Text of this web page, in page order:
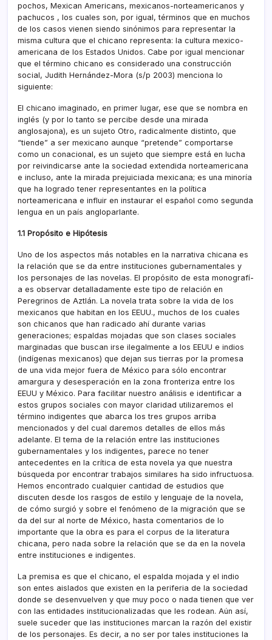
pochos, Mexican Americans, mexicanos-norteamericanos y
pachucos , los cuales son, por igual, términos que en muchos
de los casos vienen siendo sinónimos para representar la
misma cultura que el chicano representa: la cultura mexico-
americana de los Estados Unidos. Cabe por igual mencionar
que el término chicano es considerado una construcción
social, Judith Hernández-Mora (s/p 2003) menciona lo
siguiente:
El chicano imaginado, en primer lugar, ese que se nombra en
inglés (y por lo tanto se percibe desde una mirada
anglosajona), es un sujeto Otro, radicalmente distinto, que
“tiende” a ser mexicano aunque “pretende” comportarse
como un conacional, es un sujeto que siempre está en lucha
por reivindicarse ante la sociedad extendida norteamericana
e incluso, ante la mirada prejuiciada mexicana; es una minorí­a
que ha logrado tener representantes en la polí­tica
norteamericana e influir en instaurar el español como segunda
lengua en un paí­s angloparlante.
1.1 Propósito e Hipótesis
Uno de los aspectos más notables en la narrativa chicana es
la relación que se da entre instituciones gubernamentales y
los personajes de las novelas. El propósito de esta monografí­
a es observar detalladamente este tipo de relación en
Peregrinos de Aztlán. La novela trata sobre la vida de los
mexicanos que habitan en los EEUU., muchos de los cuales
son chicanos que han radicado ahí­ durante varias
generaciones; espaldas mojadas que son clases sociales
marginadas que buscan irse ilegalmente a los EEUU e indios
(indí­genas mexicanos) que dejan sus tierras por la promesa
de una vida mejor fuera de México para sólo encontrar
amargura y desesperación en la zona fronteriza entre los
EEUU y México. Para facilitar nuestro análisis e identificar a
estos grupos sociales con mayor claridad utilizaremos el
término indigentes que abarca los tres grupos arriba
mencionados y del cual daremos detalles de ellos más
adelante. El tema de la relación entre las instituciones
gubernamentales y los indigentes, parece no tener
antecedentes en la crí­tica de esta novela ya que nuestra
búsqueda por encontrar trabajos similares ha sido infructuosa.
Hemos encontrado cualquier cantidad de estudios que
discuten desde los rasgos de estilo y lenguaje de la novela,
de cómo surgió y sobre el fenómeno de la migración que se
da del sur al norte de México, hasta comentarios de lo
importante que la obra es para el corpus de la literatura
chicana, pero nada sobre la relación que se da en la novela
entre instituciones e indigentes.
La premisa es que el chicano, el espalda mojada y el indio
son entes aislados que existen en la periferia de la sociedad
donde se desenvuelven y que muy poco o nada tienen que ver
con las entidades institucionalizadas que les rodean. Aún así­,
suele suceder que las instituciones marcan la razón del existir
de los personajes. Es decir, a no ser por tales instituciones la